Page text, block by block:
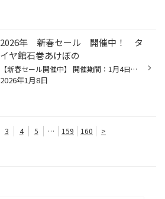
2026年 新春セール 開催中！ タ
イヤ館石巻あけぼの
【新春セール開催中】 開催期間：1月4日〜1月18日 日頃のご愛顧への感謝を込めて、期間限定のお得な新春セールを実施しております。 新年のスタートにあわせて、夏タイヤ・冬タイヤを対象とした同時セールも実施中です。 初めての方やご家族でのご来店、女性のお客様にも分かりやすく丁寧にご案内...
2026年1月8日
3 4 5 … 159 160 >